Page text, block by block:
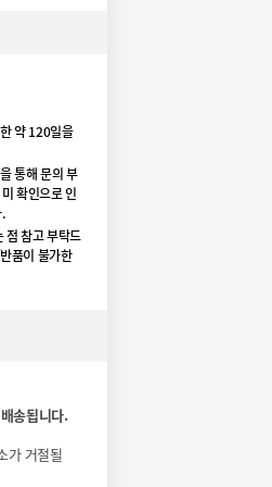
약 120일을
통해 문의 부
확인으로 인
.
점 참고 부탁드
품이 불가한
송됩니다.
가 거절될